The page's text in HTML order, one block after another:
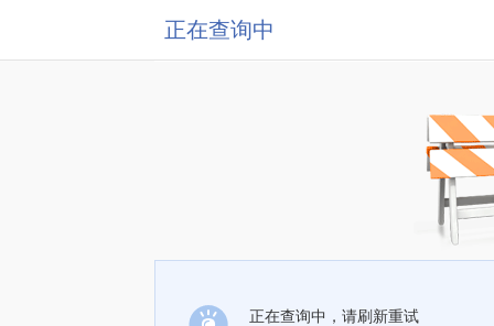
正在查询中
正在查询中，请刷新重试